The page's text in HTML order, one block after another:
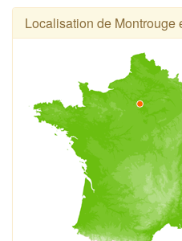
Localisation de Montrouge